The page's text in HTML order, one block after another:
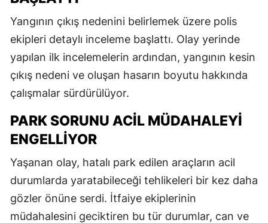
Yangının çıkış nedenini belirlemek üzere polis
ekipleri detaylı inceleme başlattı. Olay yerinde
yapılan ilk incelemelerin ardından, yangının kesin
çıkış nedeni ve oluşan hasarın boyutu hakkında
çalışmalar sürdürülüyor.
PARK SORUNU ACIL MÜDAHALEYI
ENGELLIYOR
Yaşanan olay, hatalı park edilen araçların acil
durumlarda yaratabileceği tehlikeleri bir kez daha
gözler önüne serdi. İtfaiye ekiplerinin
müdahalesini geciktiren bu tür durumlar, can ve